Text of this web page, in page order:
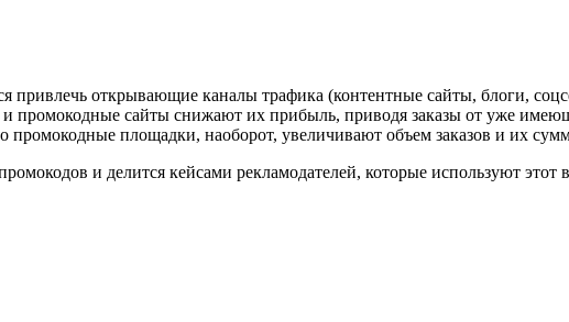
привлечь открывающие каналы трафика (контентные сайты, блоги,
промокодные сайты снижают их прибыль, приводя заказы от уже
промокодные площадки, наоборот, увеличивают объем заказов и их
и делится кейсами рекламодателей, которые используют этот